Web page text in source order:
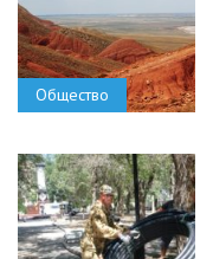
Общество